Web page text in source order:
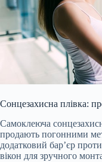
Сонцезахисна плівка:
Самоклеюча
продають погонними
додатковий бар’єр
вікон для зручного